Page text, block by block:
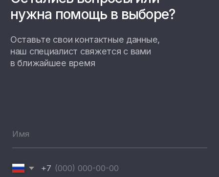
пн-пт 9:00—17:00
Охранные системы Pandora
Всепогодные станции
Зарядные станции Pandora